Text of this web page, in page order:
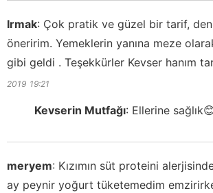
Irmak: Çok pratik ve güzel bir tarif,
öneririm. Yemeklerin yanına meze
gibi geldi . Teşekkürler Kevser hanım
2019 19:21
Kevserin Mutfağı: Ellerine
meryem: Kızımın süt proteini
ay peynir yoğurt tüketemedim